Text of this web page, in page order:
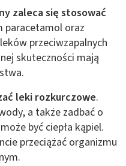
zaleca się stosować
paracetamol oraz
przeciwzapalnych
skuteczności mają
leki rozkurczowe.
a także zadbać o
być ciepła kąpiel.
przeciążać organizmu